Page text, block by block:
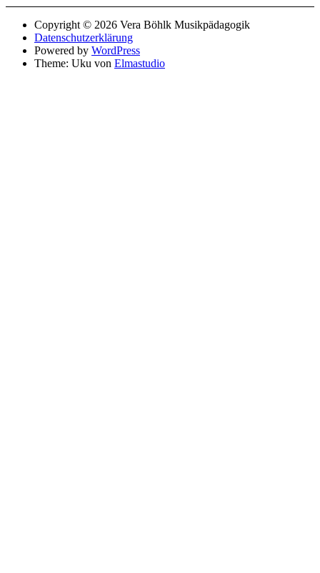
Copyright © 2026 Vera Böhlk Musikpädagogik
Datenschutzerklärung
Powered by WordPress
Theme: Uku von Elmastudio